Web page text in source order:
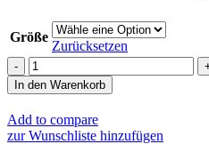
Größe
Zurücksetzen
SANTI
T-
Shirt
"Nemo"
Menge
In den Warenkorb
Add to compare
zur Wunschliste hinzufügen